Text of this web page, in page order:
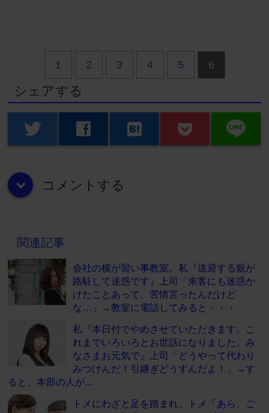
1 2 3 4 5 6
シェアする
twitter facebook hatenabookmark line
down コメントする
関連記事
会社の横が習い事教室。私『送迎する親が
路駐して迷惑です』上司「来客にも迷惑か
けたことあって、苦情言ったんだけど
な…」→教室に電話してみると・・・
私『本日付でやめさせていただきます。こ
れまでいろいろとお世話になりました。み
なさまお元気で』上司「どうやって代わり
みつけんだ！引継ぎどうすんだよ！」→す
ると、本部の人が…
トメにわざと足を踏まれ、トメ「あら、ご